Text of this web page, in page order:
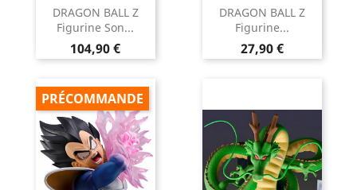
DRAGON BALL Z
Figurine Son...
Prix
104,90 €
DRAGON BALL Z
Figurine...
Prix
27,90 €
PRÉCOMMANDE